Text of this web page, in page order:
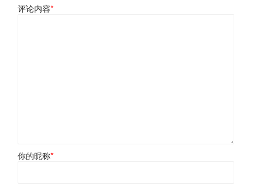
评论内容*
你的昵称*